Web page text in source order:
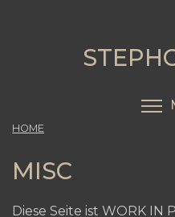
HOME
MISC
Diese Seite ist WORK IN